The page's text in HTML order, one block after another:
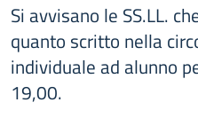
Si avvisano le SS.LL.
quanto scritto nella
individuale ad alunno
19,00.